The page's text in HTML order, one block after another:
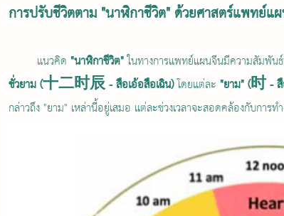
การปรับชีวิตตาม "นาฬิกาชีวิต" ด้วยศาสตร์แพทย์แ
	แนวคิด
"นาฬิกาชีวิต" ในทางการแพทย์แผนจีนมีความสัมพัน
ชั่วยาม (十二时辰 - สือเอ้อสือเฉิน) โดยแต่ละ "ยาม" (时 -
กล่าวถึง "ยาม" เหล่านี้อยู่เสมอ แต่ละช่วงเวลาจะสอดคล้องกับการ